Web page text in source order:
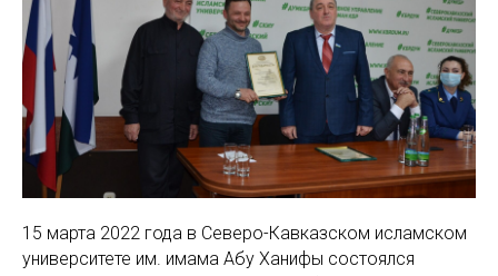
15 марта 2022 года в Северо-Кавказском исламском
университете им. имама Абу Ханифы состоялся